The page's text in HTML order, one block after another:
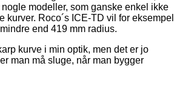
modeller, som ganske enkel ikke
kurver. Roco´s ICE-TD vil for eksempel
end 419 mm radius.
kurve i min optik, men det er jo
man må sluge, når man bygger